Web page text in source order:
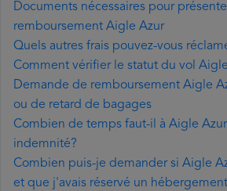
Documents nécessaires pour
remboursement Aigle Azur
Quels autres frais pouvez-vous
Comment vérifier le statut du vol
Demande de remboursement Aigle
ou de retard de bagages
Combien de temps faut-il à Aigle
indemnité?
Combien puis-je demander si Aigle
et que j'avais réservé un